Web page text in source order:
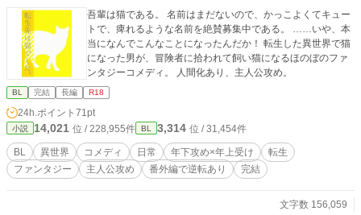
吾輩は猫である。 名前はまだないので、かっこよくてキュー
トで、痺れるような名前を絶賛募集中である。 ……いや、本
当になんでこんなことになったんだか！ 転生した異世界で猫
になった男が、冒険者に拾われて飼い猫になるほのぼのファ
ンタジーコメディ。 人間化あり、主人公攻め。
BL 完結 長編 R18
24h.ポイント 71pt
小説 14,021 位 / 228,955件 BL 3,314 位 / 31,454件
BL 異世界 コメディ 日常 年下攻め×年上受け
転生
ファンタジー
主人公攻め 番外編で逆転あり 完結
文字数 156,059